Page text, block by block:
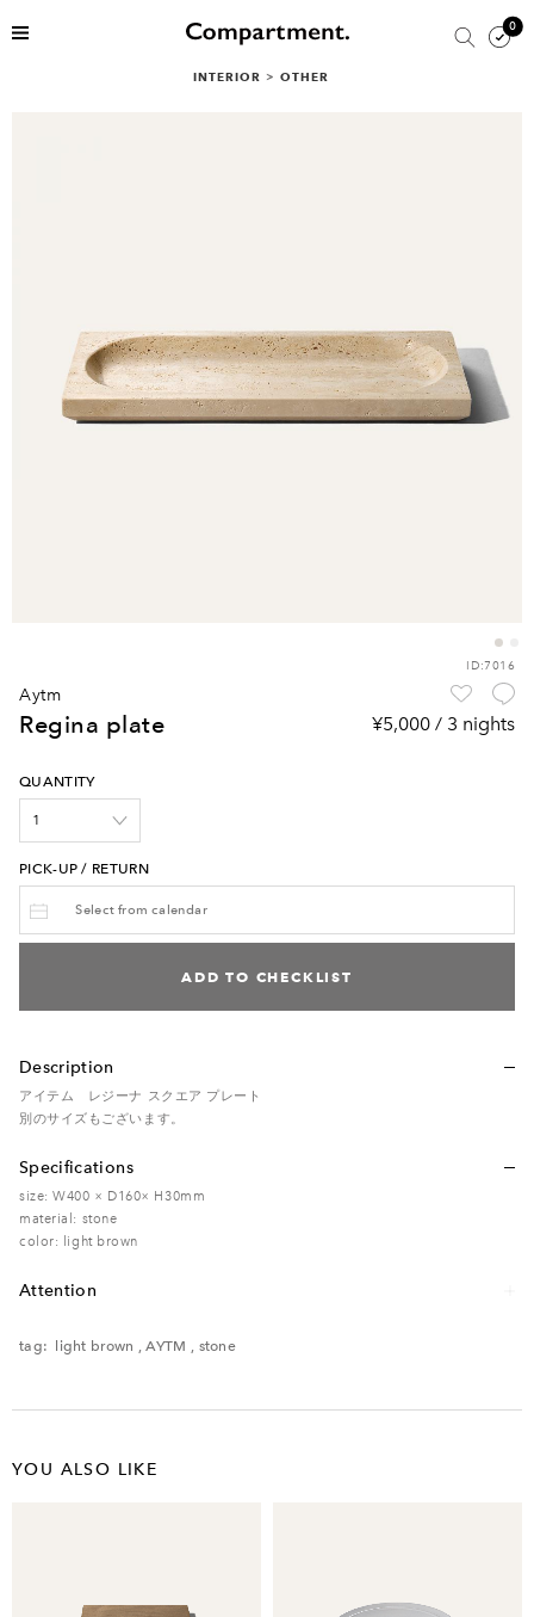
0
INTERIOR > OTHER
ID:7016
aytm
regina plate ¥5,000 / 3 nights
QUANTITY
PICK-UP / RETURN
ADD TO CHECKLIST
Description
アイテム レジーナ スクエア プレート
別のサイズもございます。
Specifications
size: W400 × D160× H30mm
material: stone
color: light brown
Attention
ださい。
tag: light brown ,AYTM , stone
YOU ALSO LIKE